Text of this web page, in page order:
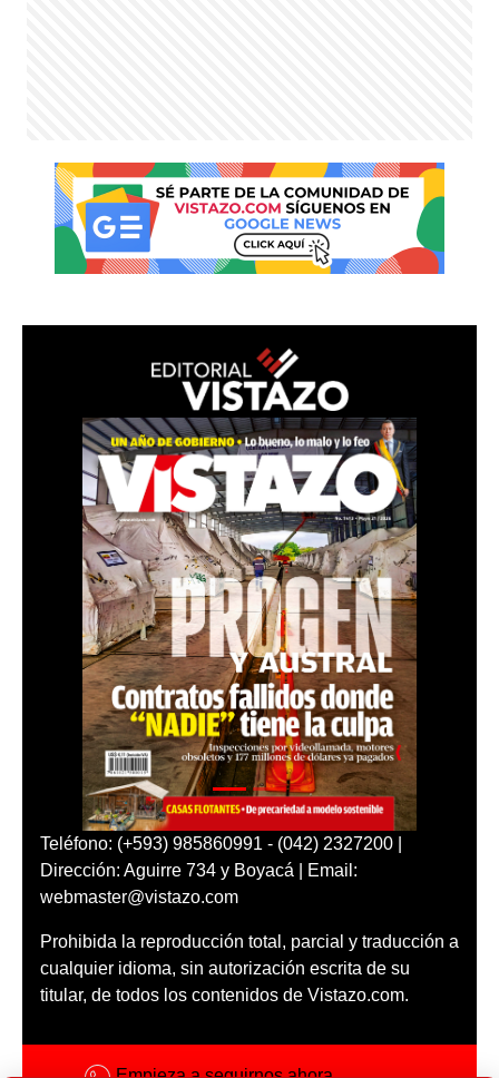
Teléfono: (+593) 985860991 - (042) 2327200 |
Dirección: Aguirre 734 y Boyacá | Email:
webmaster@vistazo.com
Prohibida la reproducción total, parcial y traducción a
cualquier idioma, sin autorización escrita de su
titular, de todos los contenidos de Vistazo.com.